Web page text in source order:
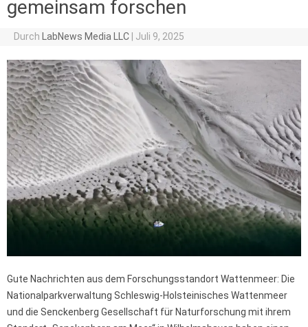
gemeinsam forschen
Durch LabNews Media LLC Juli 9, 2025
Gute Nachrichten aus dem Forschungsstandort Wattenmeer: Die
Nationalparkverwaltung Schleswig-Holsteinisches Wattenmeer
und die Senckenberg Gesellschaft für Naturforschung mit ihrem